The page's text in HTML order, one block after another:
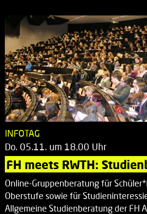
INFOTAG
Do. 05.11. um 18.00 Uhr
FH meets RWTH:
Online-Gruppenberatung für
Oberstufe sowie für
Allgemeine Studienberatung der FH